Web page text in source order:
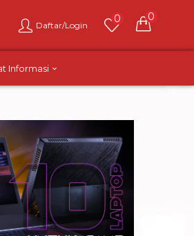
Daftar/Login
0 0
Informasi